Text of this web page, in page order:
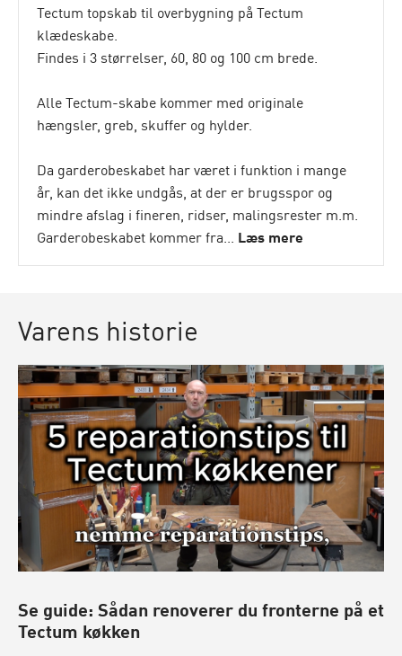
Tectum topskab til overbygning på Tectum
klædeskabe.
Findes i 3 størrelser, 60, 80 og 100 cm brede.
Alle Tectum-skabe kommer med originale
hængsler, greb, skuffer og hylder.
Da garderobeskabet har været i funktion i mange
år, kan det ikke undgås, at der er brugsspor og
mindre afslag i fineren, ridser, malingsrester m.m.
Garderobeskabet kommer fra... Læs mere
Varens historie
Se guide: Sådan renoverer du fronterne på et
Tectum køkken